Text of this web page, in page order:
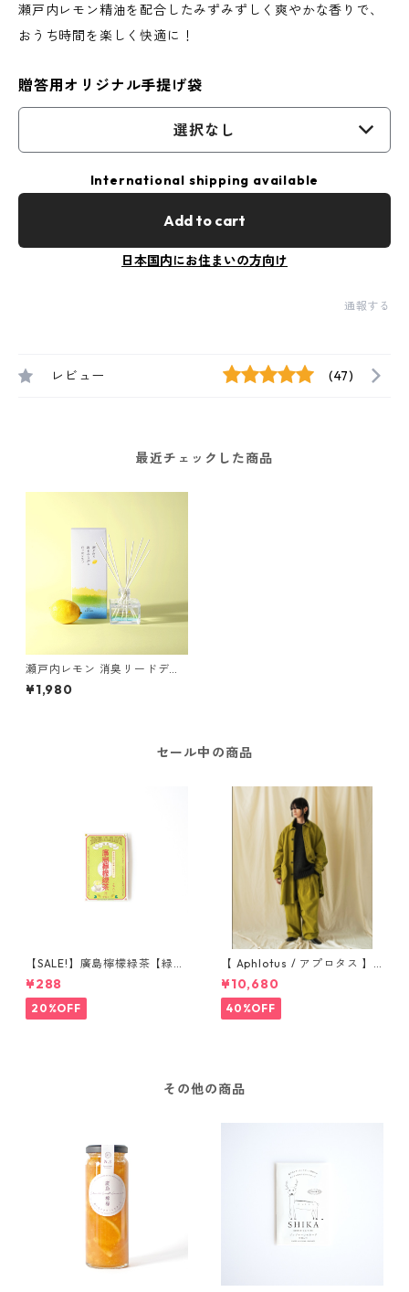
瀬戸内レモン精油を配合したみずみずしく爽やかな香りで、
おうち時間を楽しく快適に！
贈答用オリジナル手提げ袋
選択なし
International shipping available
Add to cart
日本国内にお住まいの方向け
通報する
レビュー (47)
最近チェックした商品
瀬戸内レモン 消臭リードディ
フューザー 120mL
¥1,980
セール中の商品
【SALE!】廣島檸檬緑茶【緑茶
レモネードパウダー】2包入り
¥288
20%OFF
【 Aphlotus / アプロタス 】
ヴィンテージライク アトリエ
コート グリーン 送料無料
¥10,680
40%OFF
その他の商品